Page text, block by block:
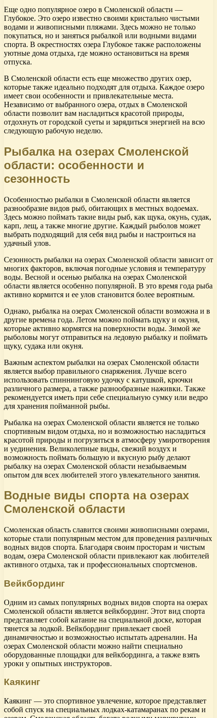
Еще одно популярное озеро в Смоленской области —
Глубокое. Это озеро известно своими кристально чистыми
водами и живописными пляжами. Здесь можно не только
покупаться, но и заняться рыбалкой или водными видами
спорта. В окрестностях озера Глубокое также расположены
уютные дома отдыха, где можно остановиться на время
отпуска.
В Смоленской области есть еще множество других озер,
которые также идеально подходят для отдыха. Каждое озеро
имеет свои особенности и привлекательные места.
Независимо от выбранного озера, отдых в Смоленской
области позволит вам насладиться красотой природы,
отдохнуть от городской суеты и зарядиться энергией на всю
следующую рабочую неделю.
Рыбалка на озерах Смоленской
области: особенности и
сезонность
Особенностью рыбалки в Смоленской области является
разнообразие видов рыб, обитающих в местных водоемах.
Здесь можно поймать такие виды рыб, как щука, окунь, судак,
карп, лещ, а также многие другие. Каждый рыболов может
выбрать подходящий для себя вид рыбы и настроиться на
удачный улов.
Сезонность рыбалки на озерах Смоленской области зависит от
многих факторов, включая погодные условия и температуру
воды. Весной и осенью рыбалка на озерах Смоленской
области является особенно популярной. В это время года рыба
активно кормится и ее улов становится более вероятным.
Однако, рыбалка на озерах Смоленской области возможна и в
другие времена года. Летом можно поймать щуку и окуня,
которые активно кормятся на поверхности воды. Зимой же
рыболовы могут отправиться на ледовую рыбалку и поймать
щуку, судака или окуня.
Важным аспектом рыбалки на озерах Смоленской области
является выбор правильного снаряжения. Лучше всего
использовать спиннинговую удочку с катушкой, крючки
различного размера, а также разнообразные наживки. Также
рекомендуется иметь при себе специальную сумку или ведро
для хранения пойманной рыбы.
Рыбалка на озерах Смоленской области является не только
спортивным видом отдыха, но и возможностью насладиться
красотой природы и погрузиться в атмосферу умиротворения
и уединения. Великолепные виды, свежий воздух и
возможность поймать большую и вкусную рыбу делают
рыбалку на озерах Смоленской области незабываемым
опытом для всех любителей этого увлекательного занятия.
Водные виды спорта на озерах
Смоленской области
Смоленская область славится своими живописными озерами,
которые стали популярным местом для проведения различных
водных видов спорта. Благодаря своим просторам и чистым
водам, озера Смоленской области привлекают как любителей
активного отдыха, так и профессиональных спортсменов.
Вейкбординг
Одним из самых популярных водных видов спорта на озерах
Смоленской области является вейкбординг. Этот вид спорта
представляет собой катание на специальной доске, которая
тянется за лодкой. Вейкбординг привлекает своей
динамичностью и возможностью испытать адреналин. На
озерах Смоленской области можно найти специально
оборудованные площадки для вейкбординга, а также взять
уроки у опытных инструкторов.
Каякинг
Каякинг — это спортивное увлечение, которое представляет
собой спуск на специальных лодках-катамаранах по рекам и